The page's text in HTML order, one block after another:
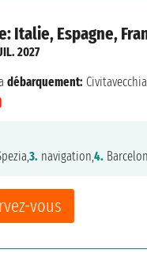
Italie, Espagne,
vous
2027
débarquement: Civitavecchia
3. navigation,4.